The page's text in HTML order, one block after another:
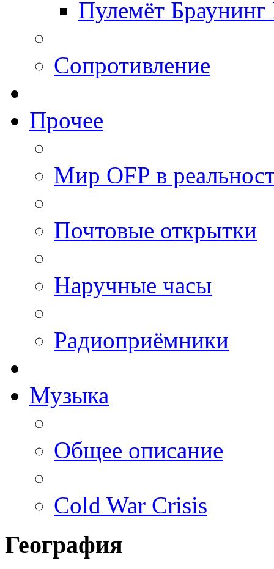
Пулемёт
Сопротивление
Прочее
Мир OFP в
Почтовые открытки
Наручные часы
Радиоприёмники
Музыка
Общее описание
Cold War Crisis
География